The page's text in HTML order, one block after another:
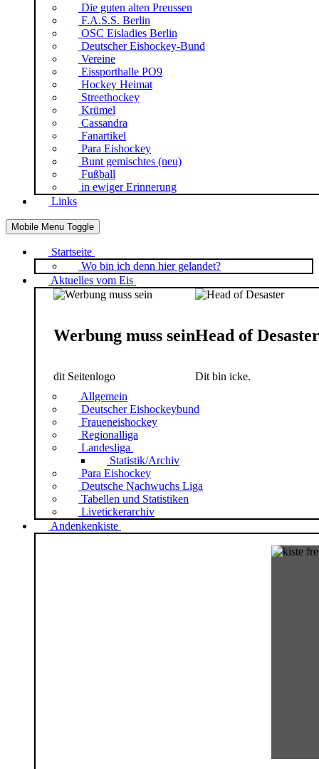
Die guten alten Preussen
F.A.S.S. Berlin
OSC Eisladies Berlin
Deutscher Eishockey-Bund
Vereine
Eissporthalle PO9
Hockey Heimat
Streethockey
Krümel
Cassandra
Fanartikel
Para Eishockey
Bunt gemischtes (neu)
Fußball
in ewiger Erinnerung
Links
Mobile Menu Toggle
Startseite
Wo bin ich denn hier gelandet?
Aktuelles vom Eis
Werbung muss sein
dit Seitenlogo
Head of Desaster
Dit bin icke.
Allgemein
Deutscher Eishockeybund
Fraueneishockey
Regionalliga
Landesliga
Statistik/Archiv
Para Eishockey
Deutsche Nachwuchs Liga
Tabellen und Statistiken
Livetickerarchiv
Andenkenkiste